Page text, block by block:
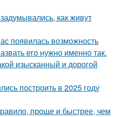
как живут
появилась возможность
его нужно именно так.
изысканный и дорогой
построить в 2025 году
проще и быстрее, чем